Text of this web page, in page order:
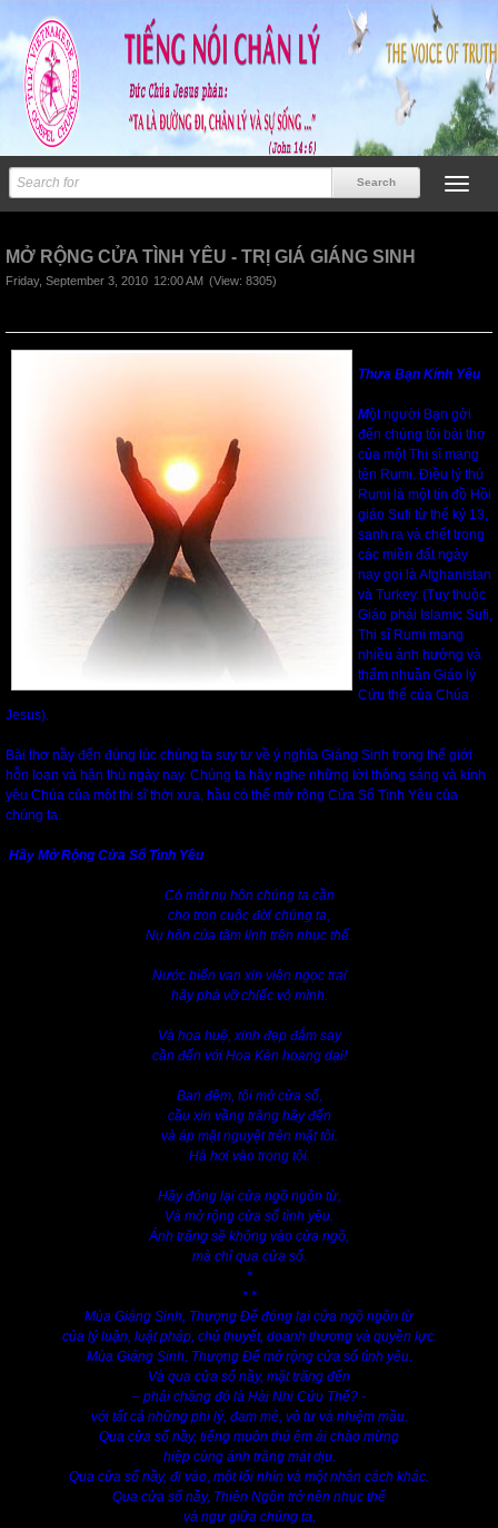
MỞ RỘNG CỬA TÌNH YÊU - TRỊ GIÁ GIÁNG SINH
Friday, September 3, 2010 12:00 AM (View: 8305)
Thưa Bạn Kính Yêu
Một người Bạn gởi
đến chúng tôi bài thơ
của một Thi sĩ mang
tên Rumi. Điều lý thú
Rumi là một tín đồ Hồi
giáo Sufi từ thế kỷ 13,
sanh ra và chết trong
các miền đất ngày
nay gọi là Afghanistan
và Turkey. (Tuy thuộc
Giáo phái Islamic Sufi,
Thi sĩ Rumi mang
nhiều ảnh hưởng và
thấm nhuần Giáo lý
Cứu thế của Chúa
Jesus).
Bài thơ nầy đến đúng lúc chúng ta suy tư về ý nghĩa Giáng Sinh trong thế giới
hỗn loạn và hận thù ngày nay. Chúng ta hãy nghe những lời thông sáng và kính
yêu Chúa của một thi sĩ thời xưa, hầu có thể mở rộng Cửa Sổ Tình Yêu của
chúng ta.
Hãy Mở Rộng Cửa Sổ Tình Yêu
Có một nụ hôn chúng ta cần
cho trọn cuộc đời chúng ta,
Nụ hôn của tâm linh trên nhục thể.
Nước biển van xin viên ngọc trai
hãy phá vỡ chiếc vỏ mình.
Và hoa huệ, xinh đẹp đắm say
cần đến với Hoa Kèn hoang dại!
Ban đêm, tôi mở cửa sổ,
cầu xin vầng trăng hãy đến
và áp mặt nguyệt trên mặt tôi.
Hà hơi vào trong tôi.
Hãy đóng lại cửa ngõ ngôn từ,
Và mở rộng cửa sổ tình yêu.
Ánh trăng sẽ không vào cửa ngõ,
mà chỉ qua cửa sổ.
*
* *
Mùa Giáng Sinh, Thượng Đế đóng lại cửa ngõ ngôn từ
của lý luận, luật pháp, chủ thuyết, doanh thương và quyền lực.
Mùa Giáng Sinh, Thượng Đế mở rộng cửa sổ tình yêu.
Và qua cửa sổ nầy, mặt trăng đến
– phải chăng đó là Hài Nhi Cứu Thế? -
với tất cả những phi lý, đam mê, vô tư và nhiệm mầu.
Qua cửa sổ nầy, tiếng muôn thú êm ái chào mừng
hiệp cùng ánh trăng mát dịu.
Qua cửa sổ nầy, đi vào, một lối nhìn và một nhân cách khác.
Qua cửa sổ nầy, Thiên Ngôn trở nên nhục thể
và ngự giữa chúng ta,